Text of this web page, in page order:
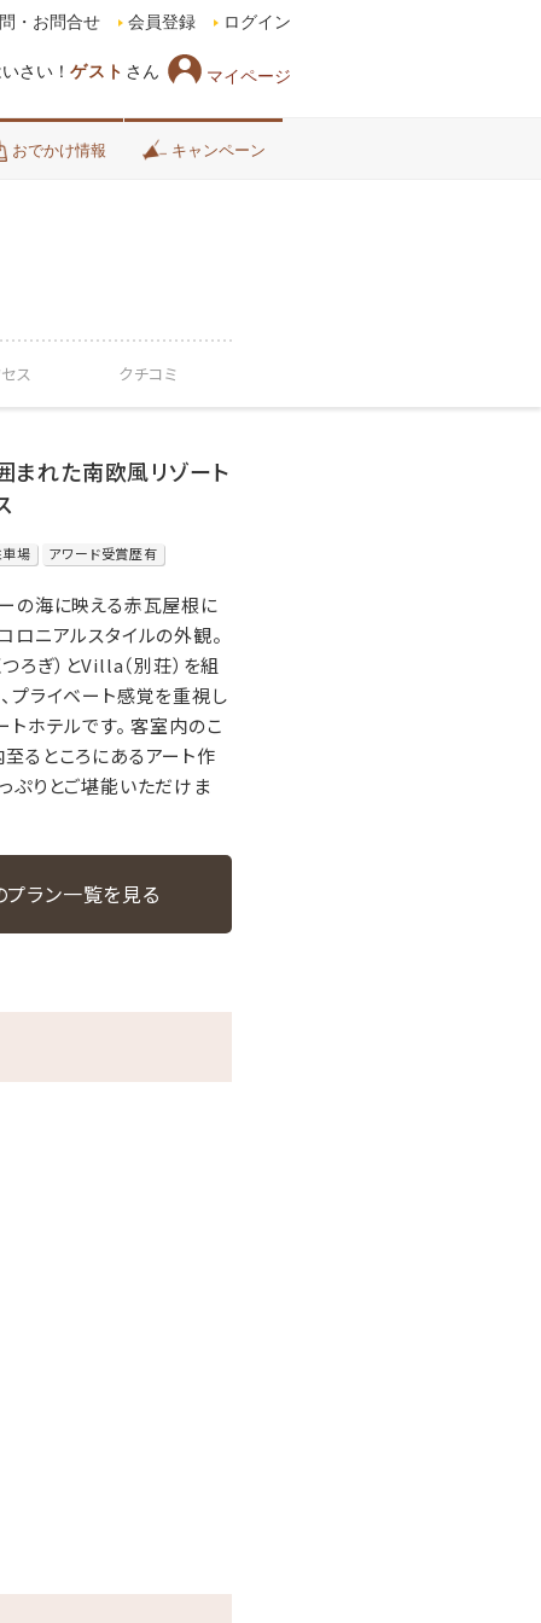
さい！ ゲスト さん マイページ
・お問合せ 会員登録 ログイン
おでかけ情報 キャンペーン
ス クチコミ
まれた南欧風リゾート
場 アワード受賞歴有
の海に映える赤瓦屋根に
ロニアルスタイルの外観。
ろぎ）とVilla（別荘）を組
プライベート感覚を重視し
トホテルです。 客室内のこ
るところにあるアート作
ぷりとご堪能いただけま
プラン一覧を見る